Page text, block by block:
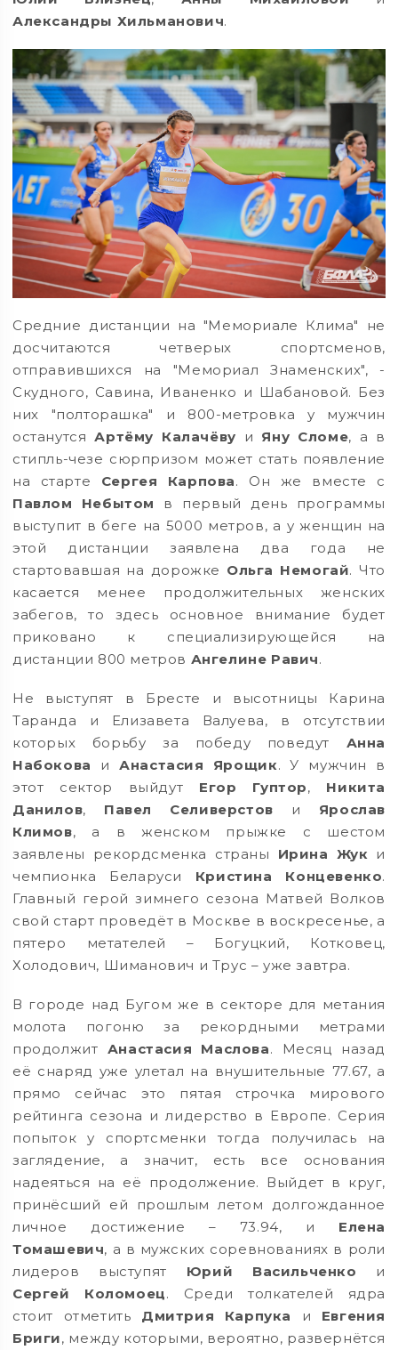
Александры Хильманович.
Средние дистанции на "Мемориале Клима" не
досчитаются четверых спортсменов,
отправившихся на "Мемориал Знаменских", -
Скудного, Савина, Иваненко и Шабановой. Без
них "полторашка" и 800-метровка у мужчин
останутсяАртёму Калачёву и Яну Сломе, а в
стипль-чезе сюрпризом может стать появление
на старте Сергея Карпова. Он же вместе с
Павлом Небытом
в первый день программы
выступит в беге на 5000 метров, а у женщин на
этой дистанции заявлена два года не
стартовавшая на дорожке Ольга Немогай. Что
касается менее продолжительных женских
забегов, то здесь основное внимание будет
приковано к специализирующейся на
дистанции 800 метров Ангелине Равич.
Не выступят в Бресте и высотницы Карина
Таранда и Елизавета Валуева, в отсутствии
которых борьбу за победу поведут Анна
Набокова иАнастасия Ярощик. У мужчин в
этот сектор выйдут Егор Гуптор, Никита
Данилов, Павел Селиверстов и Ярослав
Климов, а в женском прыжке с шестом
заявлены рекордсменка страны Ирина Жук и
чемпионка Беларуси Кристина Концевенко.
Главный герой зимнего сезона Матвей Волков
свой старт проведёт в Москве в воскресенье, а
пятеро метателей – Богуцкий, Котковец,
Холодович, Шиманович и Трус – уже завтра.
В городе над Бугом же в секторе для метания
молота погоню за рекордными метрами
продолжит Анастасия Маслова. Месяц назад
её снаряд уже улетал на внушительные 77.67, а
прямо сейчас это пятая строчка мирового
рейтинга сезона и лидерство в Европе. Серия
попыток у спортсменки тогда получилась на
заглядение, а значит, есть все основания
надеяться на её продолжение. Выйдет в круг,
принёсший ей прошлым летом долгожданное
личное достижение – 73.94, и Елена
Томашевич, а в мужских соревнованиях в роли
лидеров выступят Юрий Васильченко и
Сергей Коломоец. Среди толкателей ядра
стоит отметить Дмитрия Карпука и Евгения
Бриги, между которыми, вероятно, развернётся